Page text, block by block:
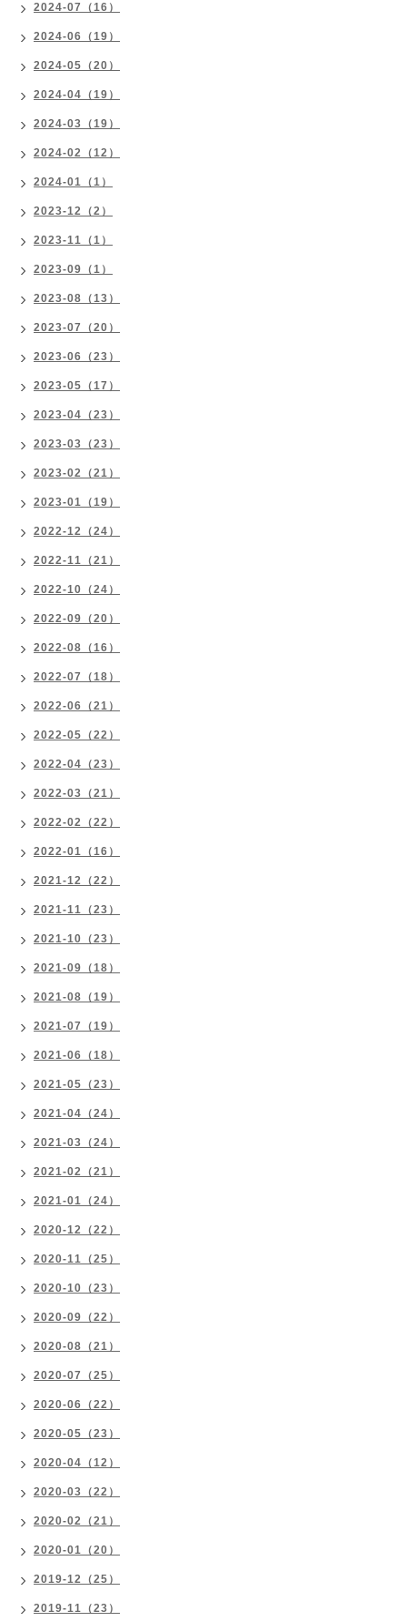
2024-07（16）
2024-06（19）
2024-05（20）
2024-04（19）
2024-03（19）
2024-02（12）
2024-01（1）
2023-12（2）
2023-11（1）
2023-09（1）
2023-08（13）
2023-07（20）
2023-06（23）
2023-05（17）
2023-04（23）
2023-03（23）
2023-02（21）
2023-01（19）
2022-12（24）
2022-11（21）
2022-10（24）
2022-09（20）
2022-08（16）
2022-07（18）
2022-06（21）
2022-05（22）
2022-04（23）
2022-03（21）
2022-02（22）
2022-01（16）
2021-12（22）
2021-11（23）
2021-10（23）
2021-09（18）
2021-08（19）
2021-07（19）
2021-06（18）
2021-05（23）
2021-04（24）
2021-03（24）
2021-02（21）
2021-01（24）
2020-12（22）
2020-11（25）
2020-10（23）
2020-09（22）
2020-08（21）
2020-07（25）
2020-06（22）
2020-05（23）
2020-04（12）
2020-03（22）
2020-02（21）
2020-01（20）
2019-12（25）
2019-11（23）